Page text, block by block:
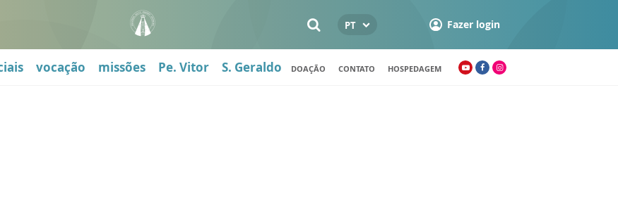
PT Fazer login
vocação missões Pe. Vitor S. Geraldo DOAÇÃO CONTATO HOSPEDAGEM